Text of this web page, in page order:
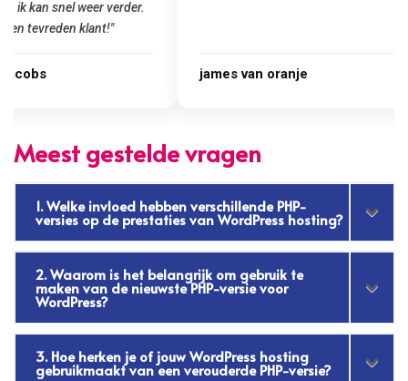
james van oranje Marcel Thijs
Meest gestelde vragen
1. Welke invloed hebben verschillende PHP-
versies op de prestaties van WordPress hosting?
2. Waarom is het belangrijk om gebruik te
maken van de nieuwste PHP-versie voor
WordPress?
3. Hoe herken je of jouw WordPress hosting
gebruikmaakt van een verouderde PHP-versie?